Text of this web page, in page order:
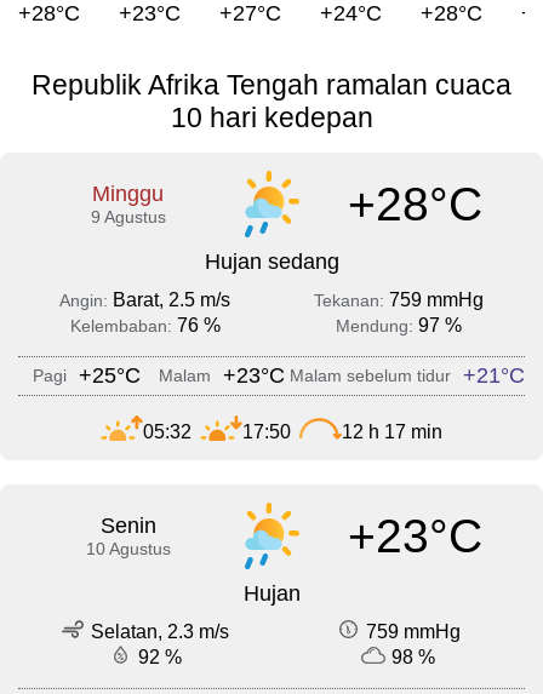
+28°C +23°C +27°C +24°C +28°C
Republik Afrika Tengah ramalan cuaca
10 hari kedepan
Minggu
9 Agustus +28°C
Hujan sedang
Angin: Barat, 2.5 m/s Tekanan: 759 mmHg
Kelembaban: 76 % Mendung: 97 %
Pagi +25°C Malam +23°C Malam sebelum tidur +21°C
05:32 17:50 12 h 17 min
Senin
10 Agustus +23°C
Hujan
Selatan, 2.3 m/s
759 mmHg
92 %
98 %